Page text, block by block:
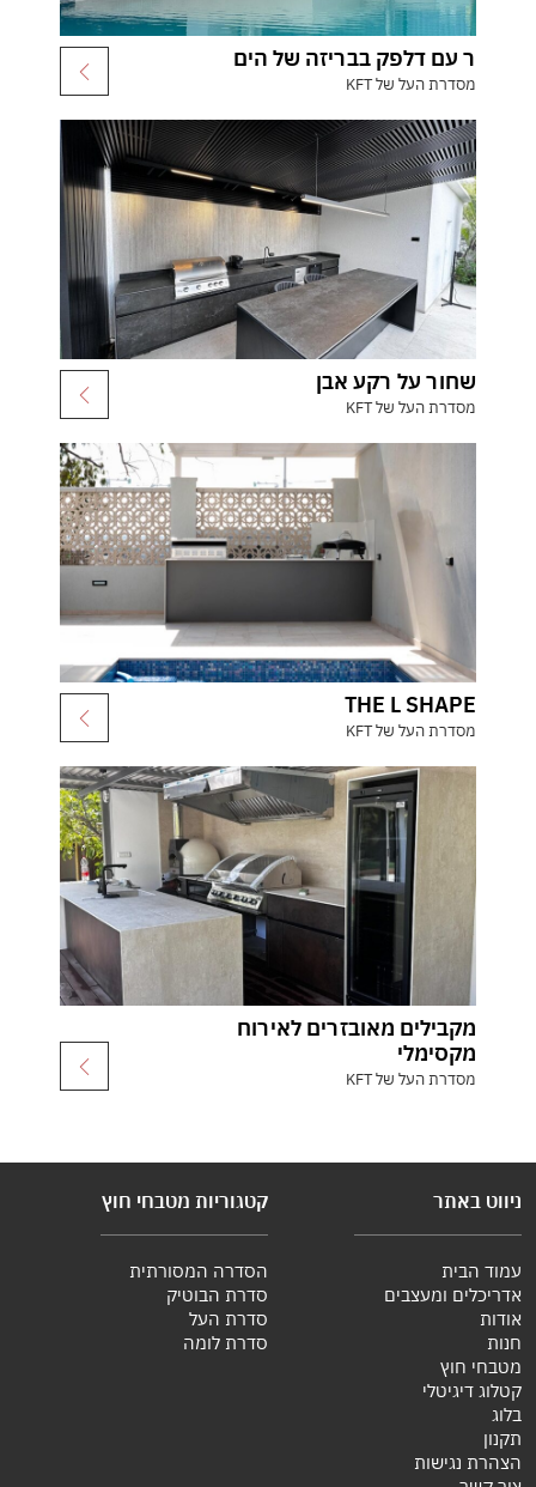
ר עם דלפק בבריזה של הים
מסדרת העל של KFT
שחור על רקע אבן
מסדרת העל של KFT
THE L SHAPE
מסדרת העל של KFT
מקבילים מאובזרים לאירוח
מקסימלי
מסדרת העל של KFT
ניווט באתר
עמוד הבית
אדריכלים ומעצבים
אודות
חנות
מטבחי חוץ
קטלוג דיגיטלי
בלוג
תקנון
הצהרת נגישות
קטגוריות מטבחי חוץ
הסדרה המסורתית
סדרת הבוטיק
סדרת העל
סדרת לומה